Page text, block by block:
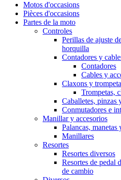
Motos d'occasions
Pièces d'occasions
Partes de la moto
Controles
Perillas de ajuste
horquilla
Contadores y
Contadores
Cables y
Claxons y
Trompetas,
Caballetes, pinzas
Conmutadores e
Manillar y accesorios
Palancas, manetas
Manillares
Resortes
Resortes diversos
Resortes de pedal
de cambio